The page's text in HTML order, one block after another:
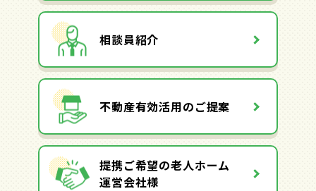
相談員紹介
不動産有効活用のご提案
提携ご希望の老人ホーム
運営会社様